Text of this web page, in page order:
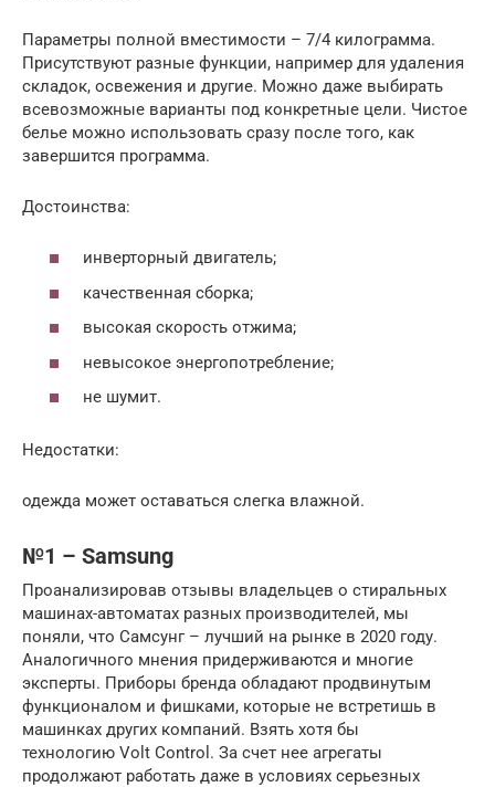
Параметры полной вместимости – 7/4 килограмма.
Присутствуют разные функции, например для удаления
складок, освежения и другие. Можно даже выбирать
всевозможные варианты под конкретные цели. Чистое
белье можно использовать сразу после того, как
завершится программа.
Достоинства:
инверторный двигатель;
качественная сборка;
высокая скорость отжима;
невысокое энергопотребление;
не шумит.
Недостатки:
одежда может оставаться слегка влажной.
№1 – Samsung
Проанализировав отзывы владельцев о стиральных
машинах-автоматах разных производителей, мы
поняли, что Самсунг – лучший на рынке в 2020 году.
Аналогичного мнения придерживаются и многие
эксперты. Приборы бренда обладают продвинутым
функционалом и фишками, которые не встретишь в
машинках других компаний. Взять хотя бы
технологию Volt Control. За счет нее агрегаты
продолжают работать даже в условиях серьезных